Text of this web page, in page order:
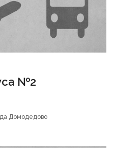
№2
Домодедово